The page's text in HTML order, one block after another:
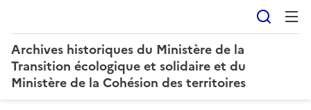
Archives historiques du Ministère de la
Transition écologique et solidaire et du
Ministère de la Cohésion des territoires